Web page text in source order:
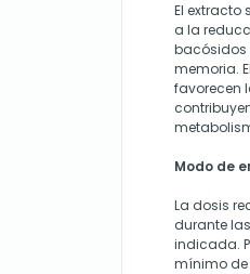
El
a la
bacósidos
memoria.
favorecen
Modo de
La dosis
durante
indicada.
mínimo